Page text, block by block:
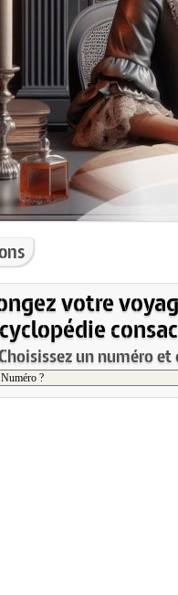
votre
Choisissez un numéro